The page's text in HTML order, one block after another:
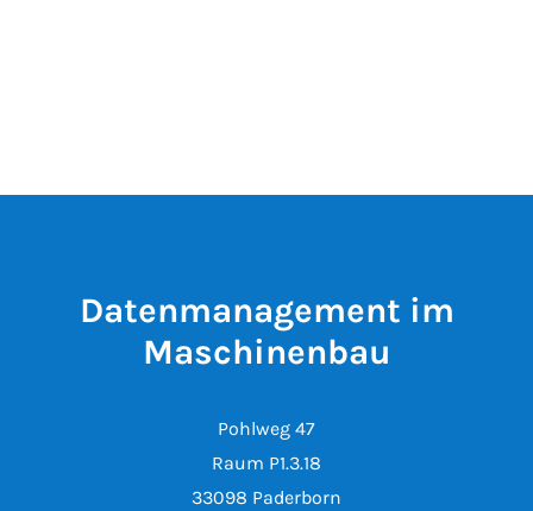
Datenmanagement im
Maschinenbau
Pohlweg 47
Raum P1.3.18
33098 Paderborn